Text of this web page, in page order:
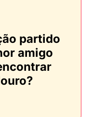
partido
amigo